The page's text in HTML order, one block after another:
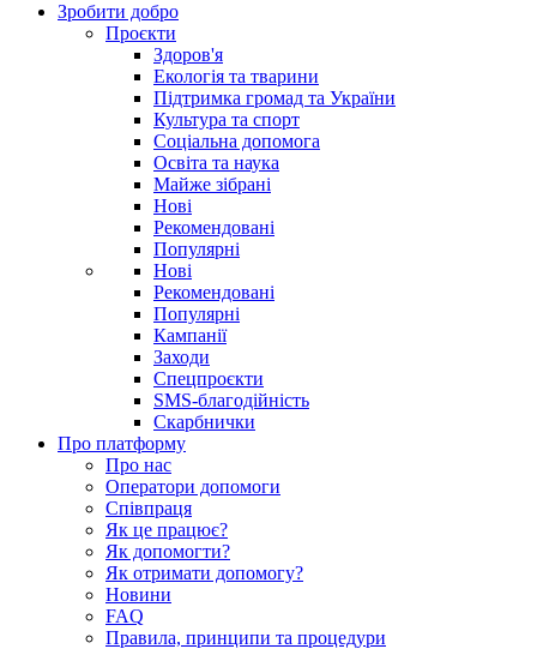
Зробити добро
Проєкти
Здоров'я
Екологія та тварини
Підтримка громад та України
Культура та спорт
Соціальна допомога
Освіта та наука
Майже зібрані
Нові
Рекомендовані
Популярні
Нові
Рекомендовані
Популярні
Кампанії
Заходи
Спецпроєкти
SMS-благодійність
Скарбнички
Про платформу
Про нас
Оператори допомоги
Співпраця
Як це працює?
Як допомогти?
Як отримати допомогу?
Новини
FAQ
Правила, принципи та процедури